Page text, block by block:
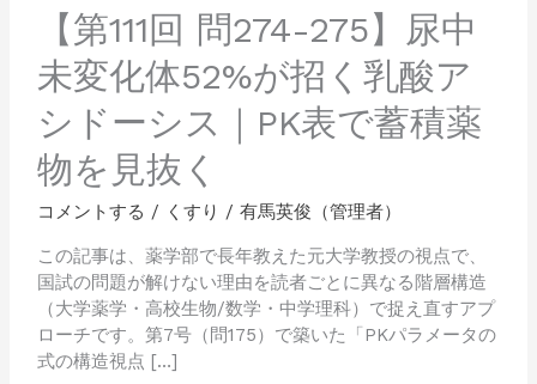
【第111回 問274-275】尿中
未変化体52%が招く乳酸ア
シドーシス｜PK表で蓄積薬
物を見抜く
コメントする / くすり / 有馬英俊（管理者）
この記事は、薬学部で長年教えた元大学教授の視点で、
国試の問題が解けない理由を読者ごとに異なる階層構造
（大学薬学・高校生物/数学・中学理科）で捉え直すアプ
ローチです。第7号（問175）で築いた「PKパラメータの
式の構造視点 […]
く
乳
酸
シ
ー
シ
ス
｜
PK
表